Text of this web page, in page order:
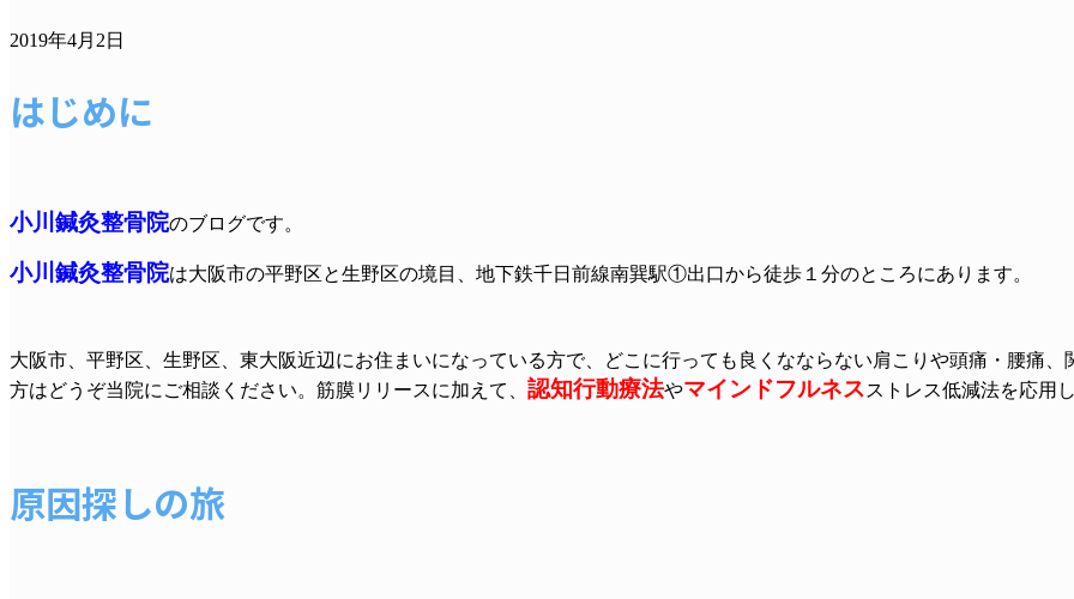
2019年4月2日
はじめに
小川鍼灸整骨院のブログです。
小川鍼灸整骨院は大阪市の平野区と生野区の境目、地下鉄千日前線南巽駅①出口から徒歩１分のところにあります。
大阪市、平野区、生野区、東大阪近辺にお住まいになっている方で、どこに行っても良くなならない肩こりや頭痛・腰痛
方はどうぞ当院にご相談ください。筋膜リリースに加えて、 認知行動療法やマインドフルネス ストレス低減法を応用
原因探しの旅